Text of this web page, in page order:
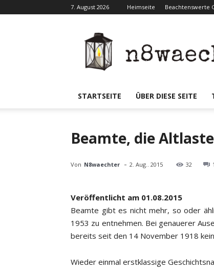
7. August 2026 Heimseite Beachtenswerte
STARTSEITE ÜBER DIESE SEITE
Beamte, die
Von N8waechter - 2. Aug.. 2015 32 1
Veröffentlicht am 01.08.2015
Beamte gibt es nicht mehr, so oder
1953 zu entnehmen. Bei genauerer
bereits seit den 14 November 1918
Wieder einmal erstklassige